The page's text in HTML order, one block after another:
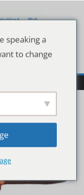
speaking a
to change